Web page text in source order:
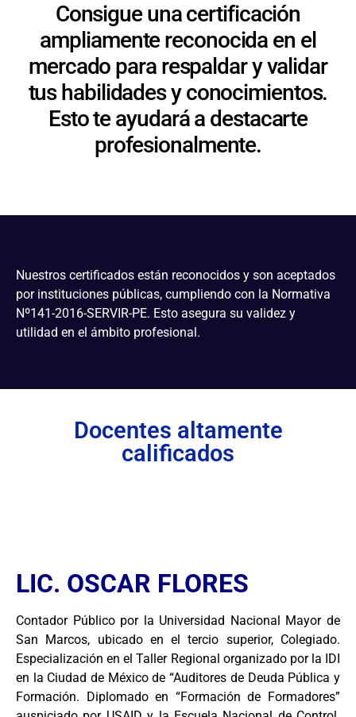
Consigue una certificación
ampliamente reconocida en el
mercado para respaldar y validar
tus habilidades y conocimientos.
Esto te ayudará a destacarte
profesionalmente.
Nuestros certificados están reconocidos y son aceptados
por instituciones públicas, cumpliendo con la Normativa
Nº141-2016-SERVIR-PE. Esto asegura su validez y
utilidad en el ámbito profesional.
Docentes altamente
calificados
LIC. OSCAR FLORES
Contador Público por la Universidad Nacional Mayor de
San Marcos, ubicado en el tercio superior, Colegiado.
Especialización en el Taller Regional organizado por la IDI
en la Ciudad de México de “Auditores de Deuda Pública y
Formación. Diplomado en “Formación de Formadores”